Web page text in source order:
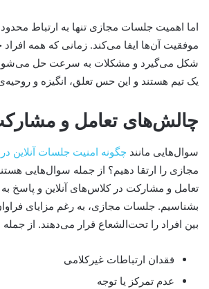
اما اهمیت جلسات مجازی تنها به ارتباط
موفقیت آن‌ها ایفا می‌کند. زمانی که همه
شکل می‌گیرد و مشکلات به سرعت حل می‌شوند.
یک تیم هستند و این حس تعلق، انگیزه و
چالش‌های تعامل و
سوال‌هایی مانند چگونه امنیت جلسات آنلاین
مجازی را ارتقا دهیم؟ از جمله سوال‌هایی
تعامل و مشارکت در کلاس‌های آنلاین و پاسخ
بشناسیم. جلسات مجازی، به رغم مزایای
بین افراد را تحت‌الشعاع قرار می‌دهند. از
فقدان ارتباطات غیرکلامی
عدم تمرکز یا توجه